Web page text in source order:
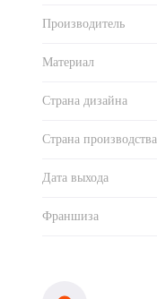
Производитель
Материал
Страна дизайна
Страна производства
Дата выхода
Франшиза